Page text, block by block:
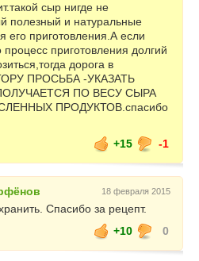
сыр нигде не
полезный и натуральные
его приготовления.А если
процесс приготовления долгий
дорога в
ПРОСЬБА -УКАЗАТЬ
ПО ВЕСУ СЫРА
ПРОДУКТОВ.спасибо
+15
-1
18 февраля 2015
Спасибо за рецепт.
+10
0